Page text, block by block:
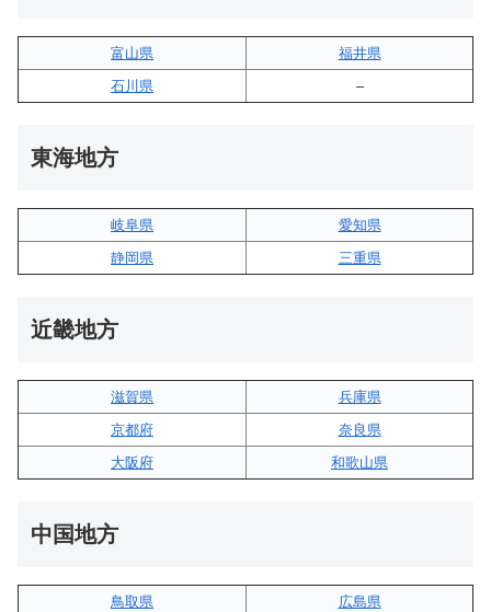
富山県
福井県
石川県
–
東海地方
岐阜県
愛知県
静岡県
三重県
近畿地方
滋賀県
兵庫県
京都府
奈良県
大阪府
和歌山県
中国地方
鳥取県
広島県